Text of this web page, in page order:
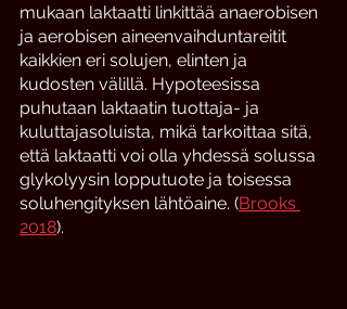
mukaan laktaatti linkittää anaerobisen
ja aerobisen aineenvaihduntareitit
kaikkien eri solujen, elinten ja
kudosten välillä. Hypoteesissa
puhutaan laktaatin tuottaja- ja
kuluttajasoluista, mikä tarkoittaa sitä,
että laktaatti voi olla yhdessä solussa
glykolyysin lopputuote ja toisessa
soluhengityksen lähtöaine. (Brooks
2018).